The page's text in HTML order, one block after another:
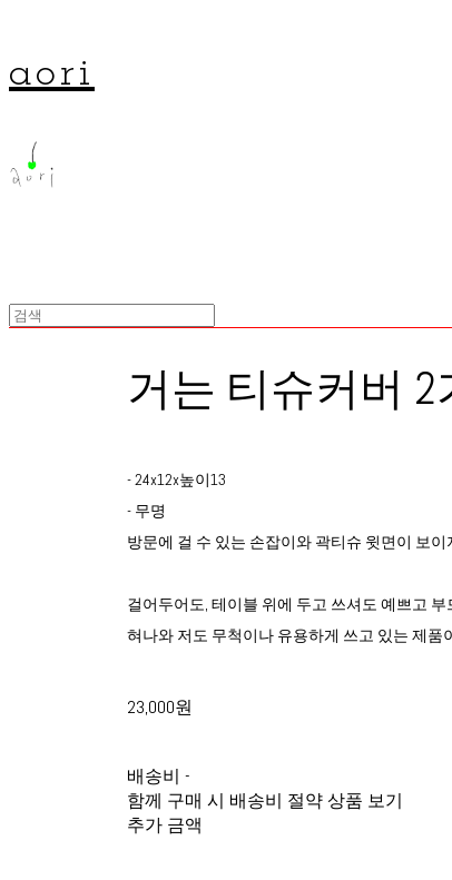
aori
거는 티슈커버 2
- 24x12x높이13
- 무명
방문에 걸 수 있는 손잡이와 곽티슈 윗면이 보
걸어두어도, 테이블 위에 두고 쓰셔도 예쁘고
혀나와 저도 무척이나 유용하게 쓰고 있는 제품
23,000원
배송비-
함께 구매 시 배송비 절약 상품 보기
추가 금액